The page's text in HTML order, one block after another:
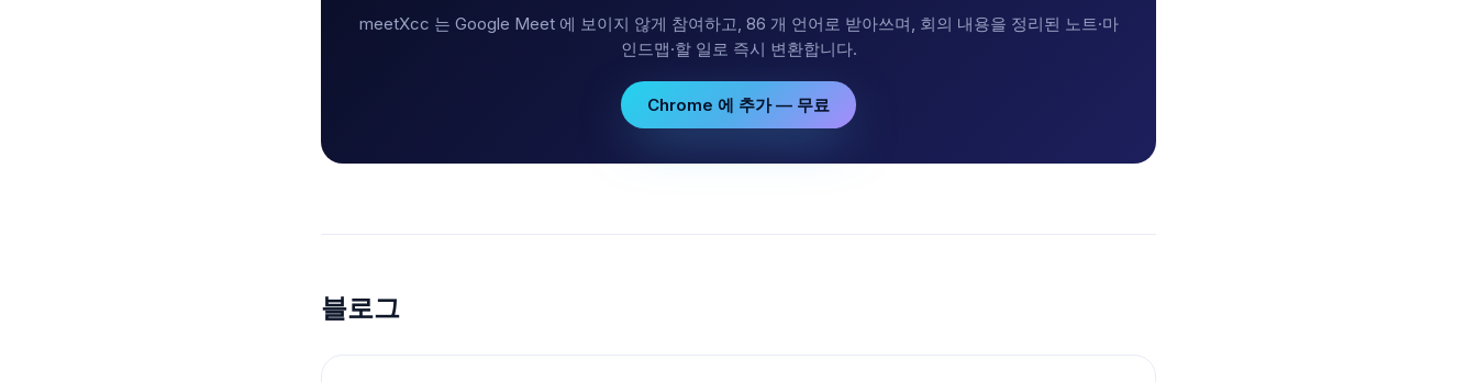
meetXcc 는 Google Meet 에 보이지 않게 참여하고, 86 개 언어로 받아쓰며, 회의 내용을 정리된 노트·마
인드맵·할 일로 즉시 변환합니다.
Chrome 에 추가 — 무료
블로그